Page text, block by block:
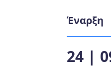
Έναρξη
24 |